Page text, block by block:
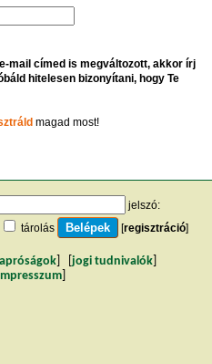
mail címed is megváltozott, akkor írj
hitelesen bizonyítani, hogy Te
magad most!
jelszó:
tárolás
[regisztráció]
jogi tudnivalók
]